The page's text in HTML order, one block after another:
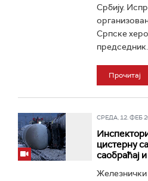
Србију.
Српске
Прочитај
СРЕДА, 12. ФЕБ
цистерну
саобраћај
Железнички